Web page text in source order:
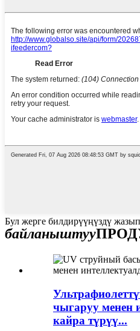
Бул жерге билдирүүңүздү
байланыштуу
чыгаруу менен
кайра түрүү...